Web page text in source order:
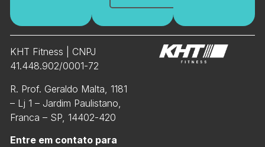
KHT Fitness | CNPJ
41.448.902/0001-72
R. Prof. Geraldo Malta, 1181
– Lj 1 – Jardim Paulistano,
Franca – SP, 14402-420
Entre em contato para